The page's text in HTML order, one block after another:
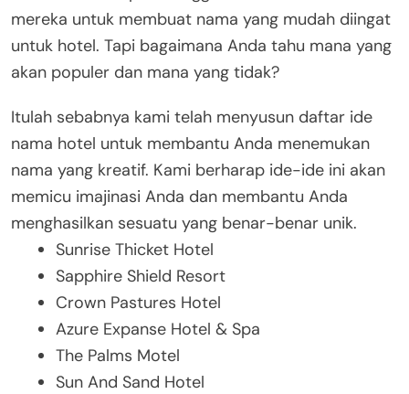
mereka untuk membuat nama yang mudah diingat
untuk hotel. Tapi bagaimana Anda tahu mana yang
akan populer dan mana yang tidak?
Itulah sebabnya kami telah menyusun daftar ide
nama hotel untuk membantu Anda menemukan
nama yang kreatif. Kami berharap ide-ide ini akan
memicu imajinasi Anda dan membantu Anda
menghasilkan sesuatu yang benar-benar unik.
Sunrise Thicket Hotel
Sapphire Shield Resort
Crown Pastures Hotel
Azure Expanse Hotel & Spa
The Palms Motel
Sun And Sand Hotel